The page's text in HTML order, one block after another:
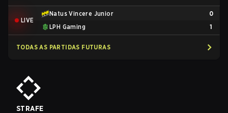
LIVE
Natus Vincere Junior
0
LPH Gaming
1
TODAS AS PARTIDAS FUTURAS
STRAFE